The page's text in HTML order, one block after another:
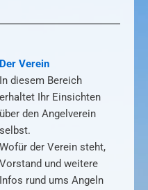
Der Verein
In diesem Bereich
erhaltet Ihr Einsichten
über den Angelverein
selbst.
Wofür der Verein steht,
Vorstand und weitere
Infos rund ums Angeln